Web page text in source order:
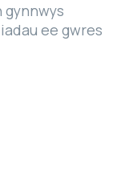
gynnwys
ee gwres